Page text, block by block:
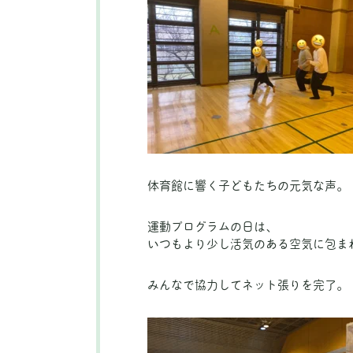
体育館に響く子どもたちの元気な声。
運動プログラムの日は、
いつもより少し活気のある空気に包ま
みんなで協力してネット張りを完了。